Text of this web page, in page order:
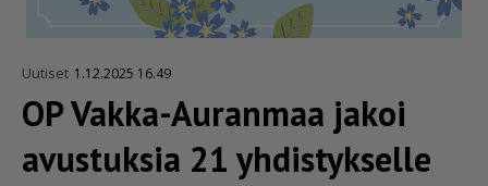
Uutiset 1.12.2025 16.49
OP Vakka-Auranmaa jakoi
avustuksia 21 yhdistykselle